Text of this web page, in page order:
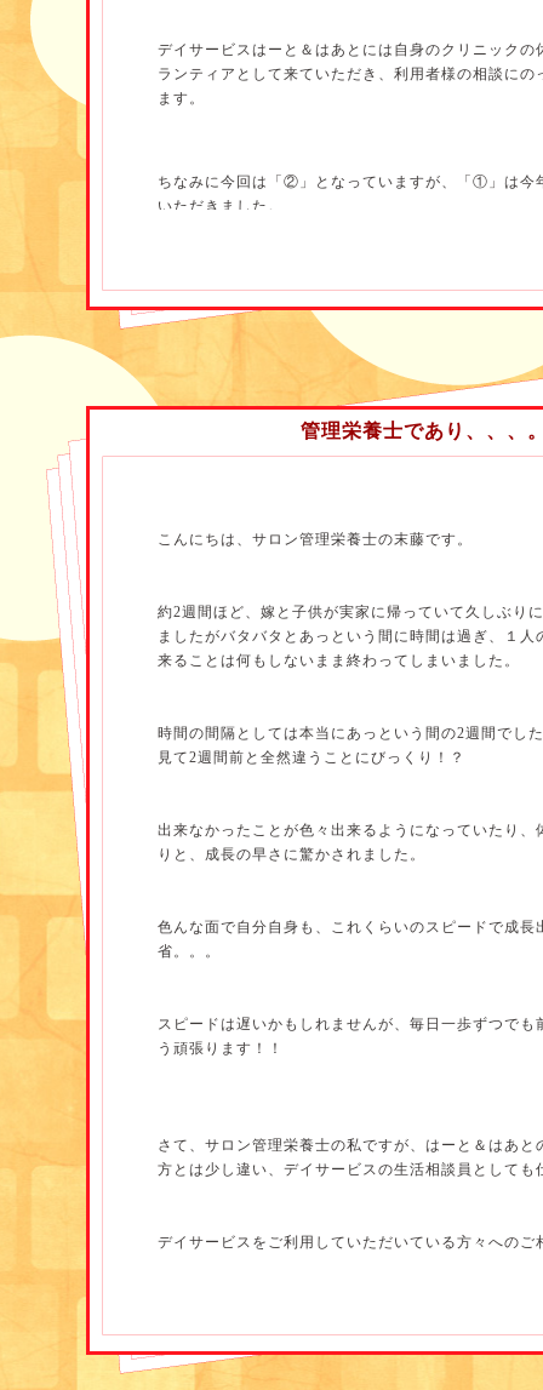
デイサービスはーと＆はあとには自身のクリニックの
ランティアとして来ていただき、利用者様の相談にの
ます。
ちなみに今回は「②」となっていますが、「①」は今
いただきました。
①では口腔機能についての基本的な内容や口腔リハビ
食・嚥下機能障害についてご講演いただきました。
今回の②では、
これまでの摂食・嚥下訓練の手法に加
考え方、ユマニチュードの手法を応用していく話をし
れている言葉で、広い意味では加齢も含めてすべて
サルコペニアには原発性と二次性とに分類され、原発
因がないもので二次性とは活動・栄養・疾患に関連し
例えば、活動に関するものでは廃用症候群のようにし
液質）、パーキンソン病などなど沢山の疾患に関する
す。
次に「ユマニチュード」について
イブ・ジネスト氏が提唱し、近く・感情・言語に基づ
4つの基本技術である 見る・話す・触れる・立位援
いました。
管理栄養士であり、、、
こんにちは、サロン管理栄養士の末藤です。
約2週間ほど、嫁と子供が実家に帰っていて久しぶり
ましたがバタバタとあっという間に時間は過ぎ、１人
来ることは何もしないまま終わってしまいました。
時間の間隔としては本当にあっという間の2週間でし
見て2週間前と全然違うことにびっくり！？
出来なかったことが色々出来るようになっていたり、
りと、成長の早さに驚かされました。
色んな面で自分自身も、これくらいのスピードで成長
省。。。
スピードは遅いかもしれませんが、毎日一歩ずつでも
う頑張ります！！
さて、サロン管理栄養士の私ですが、はーと＆はあと
方とは少し違い、デイサービスの生活相談員としても
デイサービスをご利用していただいている方々へのご
デイサービスの生活相談員で管理栄養士免許を持って